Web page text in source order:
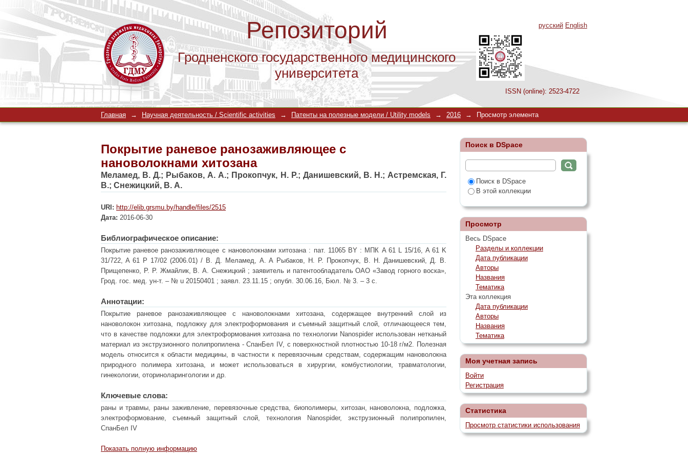
Репозиторий
Гродненского государственного медицинского
университета
ISSN (online): 2523-4722
Покрытие раневое ранозаживляющее с нановолокнами хитозана
русский English
Главная → Научная деятельность / Scientific activities → Патенты на полезные модели / Utility models → 2016 → Просмотр элемента
Покрытие раневое ранозаживляющее с
нановолокнами хитозана
Меламед, В. Д.; Рыбаков, А. А.; Прокопчук, Н. Р.; Данишевский, В. Н.; Астремская, Г.
В.; Снежицкий, В. А.
URI: http://elib.grsmu.by/handle/files/2515
Дата: 2016-06-30
Библиографическое описание:
Покрытие раневое ранозаживляющее с нановолокнами хитозана : пат. 11065 BY : МПК A 61 L 15/16, A 61 K
31/722, A 61 Р 17/02 (2006.01) / В. Д. Меламед, А. А Рыбаков, Н. Р. Прокопчук, В. Н. Данишевский, Д. В.
Прищепенко, Р. Р. Жмайлик, В. А. Снежицкий ; заявитель и патентообладатель ОАО «Завод горного воска»,
Грод. гос. мед. ун-т. – № u 20150401 ; заявл. 23.11.15 ; опубл. 30.06.16, Бюл. № 3. – 3 с.
Аннотации:
Покрытие раневое ранозаживляющее с нановолокнами хитозана, содержащее внутренний слой из
нановолокон хитозана, подложку для электроформования и съемный защитный слой, отличающееся тем,
что в качестве подложки для электроформования хитозана по технологии Nanospider использован нетканый
материал из экструзионного полипропилена - СпанБел IV, с поверхностной плотностью 10-18 г/м2. Полезная
модель относится к области медицины, в частности к перевязочным средствам, содержащим нановолокна
природного полимера хитозана, и может использоваться в хирургии, комбустиологии, травматологии,
гинекологии, оториноларингологии и др.
Ключевые слова:
раны и травмы, раны заживление, перевязочные средства, биополимеры, хитозан, нановолокна, подложка,
электроформование, съемный защитный слой, технология Nanospider, экструзионный полипропилен,
СпанБел IV
Показать полную информацию
Поиск в DSpace
Поиск в DSpace
В этой коллекции
Просмотр
Весь DSpace
Разделы и коллекции
Дата публикации
Авторы
Названия
Тематика
Эта коллекция
Дата публикации
Авторы
Названия
Тематика
Моя учетная запись
Войти
Регистрация
Статистика
Просмотр статистики использования